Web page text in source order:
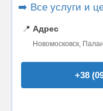
➡️ Все услуги и
📍 Адрес
Новомосковск,
+38